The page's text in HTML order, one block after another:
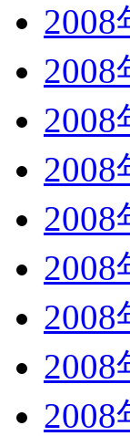
2008
2008
2008
2008
2008
2008
2008
2008
2008